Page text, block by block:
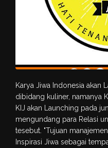
Karya Jiwa Indonesia akan
dibidang kuliner, namanya
KIJ akan Launching pada
mengundang para Relasi
tesebut. "Tujuan
Inspirasi Jiwa sebagai